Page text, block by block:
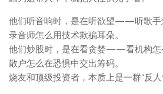
他们听音响时，是在听欲望——听歌手
录音师怎么用技术欺骗耳朵。
他们炒股时，是在看贪婪——看机构怎
散户怎么在恐惧中交出筹码。
烧友和顶级投资者，本质上是一群“反人